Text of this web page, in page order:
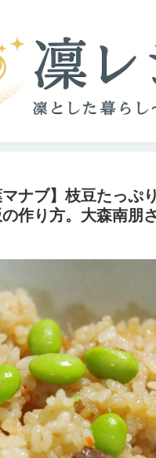
マナブ】枝豆たっぷ
作り方。大森南朋